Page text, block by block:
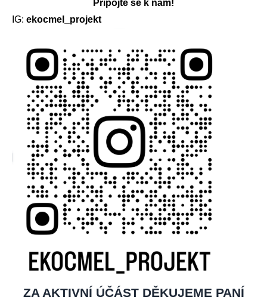
Připojte se k nám!
IG: ekocmel_projekt
ZA AKTIVNÍ ÚČÁST DĚKUJEME PANÍ